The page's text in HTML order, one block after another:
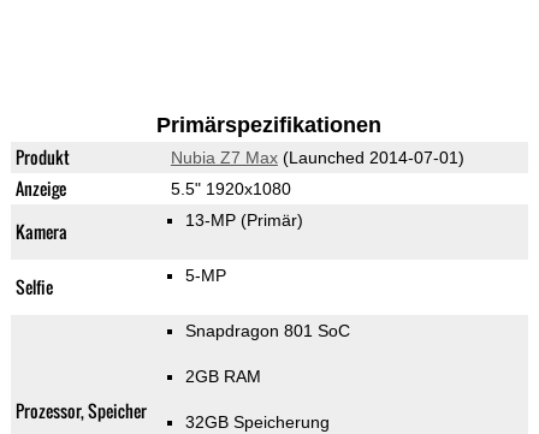
Primärspezifikationen
Produkt Nubia Z7 Max(Launched 2014-07-01)
Anzeige 5.5" 1920x1080
Kamera 13-MP (Primär)
Selfie 5-MP
Prozessor, Speicher
Snapdragon 801 SoC
2GB RAM
32GB Speicherung